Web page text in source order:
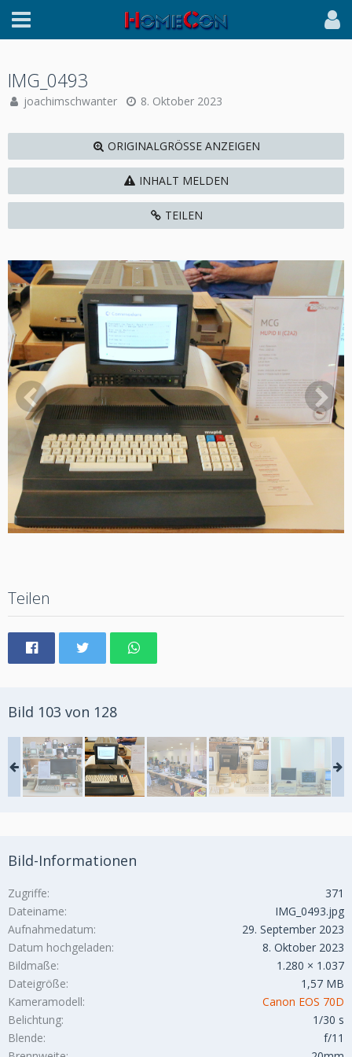
IMG_0493
joachimschwanter 8. Oktober 2023
ORIGINALGRÖSSE ANZEIGEN
INHALT MELDEN
TEILEN
Teilen
Bild 103 von 128
Bild-Informationen
Zugriffe
371
Dateiname
IMG_0493.jpg
Aufnahmedatum
29. September 2023
Datum hochgeladen
8. Oktober 2023
Bildmaße
1.280 × 1.037
Dateigröße
1,57 MB
Kameramodell
Canon EOS 70D
Belichtung
1/30 s
Blende
f/11